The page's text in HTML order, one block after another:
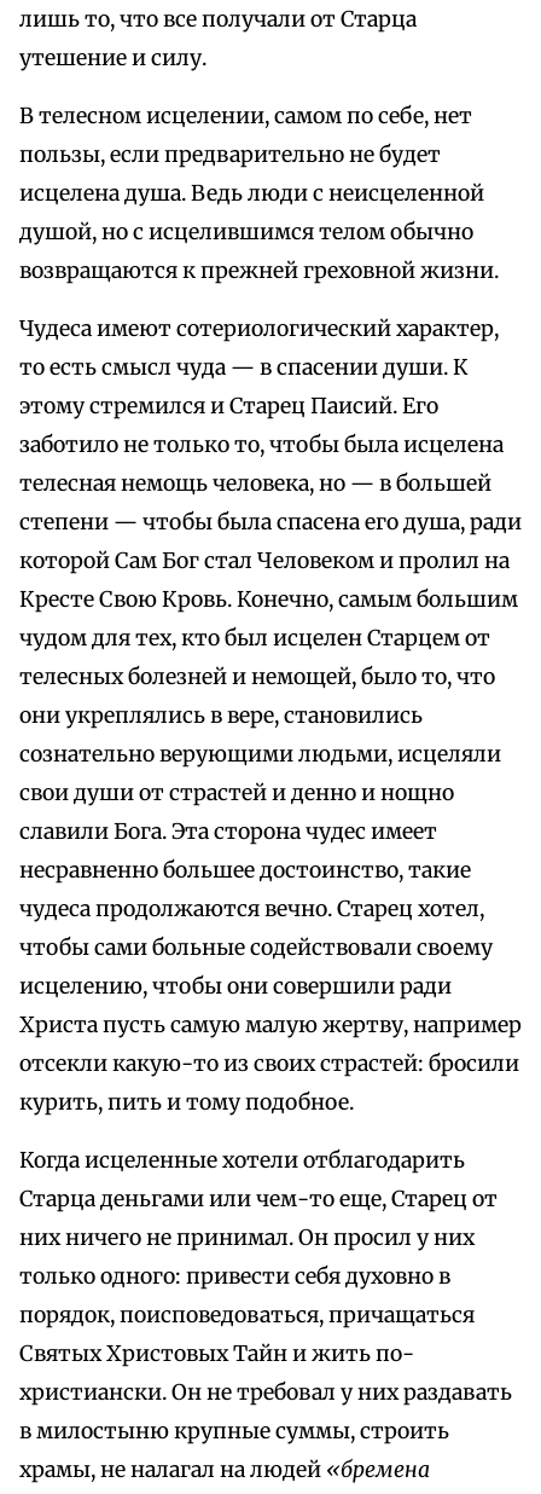
лишь то, что все получали от Старца
утешение и силу.
В телесном исцелении, самом по себе, нет
пользы, если предварительно не будет
исцелена душа. Ведь люди с неисцеленной
душой, но с исцелившимся телом обычно
возвращаются к прежней греховной жизни.
Чудеса имеют сотериологический характер,
то есть смысл чуда — в спасении души. К
этому стремился и Старец Паисий. Его
заботило не только то, чтобы была исцелена
телесная немощь человека, но — в большей
степени — чтобы была спасена его душа, ради
которой Сам Бог стал Человеком и пролил на
Кресте Свою Кровь. Конечно, самым большим
чудом для тех, кто был исцелен Старцем от
телесных болезней и немощей, было то, что
они укреплялись в вере, становились
сознательно верующими людьми, исцеляли
свои души от страстей и денно и нощно
славили Бога. Эта сторона чудес имеет
несравненно большее достоинство, такие
чудеса продолжаются вечно. Старец хотел,
чтобы сами больные содействовали своему
исцелению, чтобы они совершили ради
Христа пусть самую малую жертву, например
отсекли какую-то из своих страстей: бросили
курить, пить и тому подобное.
Когда исцеленные хотели отблагодарить
Старца деньгами или чем-то еще, Старец от
них ничего не принимал. Он просил у них
только одного: привести себя духовно в
порядок, поисповедоваться, причащаться
Святых Христовых Тайн и жить по-
христиански. Он не требовал у них раздавать
в милостыню крупные суммы, строить
храмы, не налагал на людей «бремена